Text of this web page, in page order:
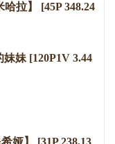
拉】 [45P 348.24
妹 [120P1V 3.44